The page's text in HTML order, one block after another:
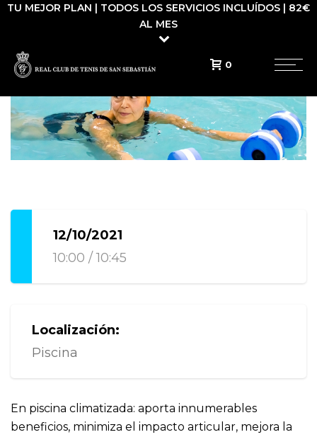
TU MEJOR PLAN | TODOS LOS SERVICIOS INCLUÍDOS | 82€
AL MES
0
12/10/2021
10:00 / 10:45
Localización:
Piscina
En piscina climatizada: aporta innumerables
beneficios, minimiza el impacto articular, mejora la